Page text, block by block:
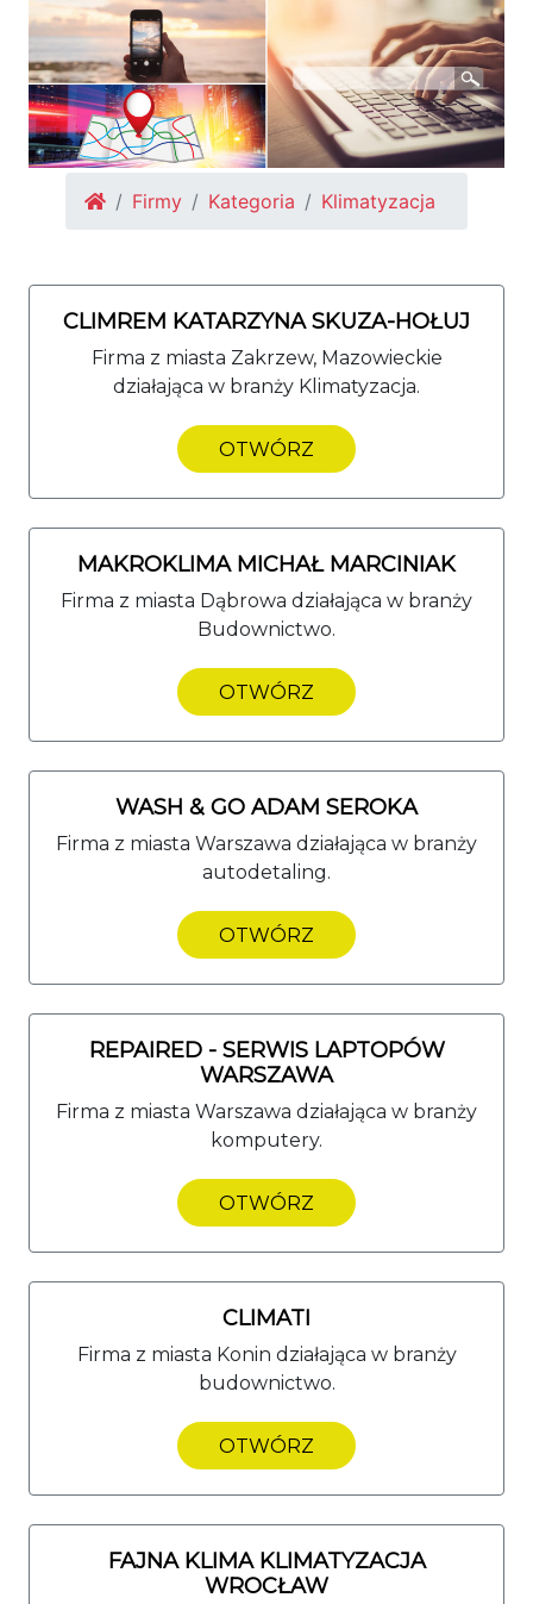
Firmy Kategoria Klimatyzacja
CLIMREM KATARZYNA SKUZA-HOŁUJ
Firma z miasta Zakrzew, Mazowieckie
działająca w branży Klimatyzacja.
OTWÓRZ
MAKROKLIMA MICHAŁ MARCINIAK
Firma z miasta Dąbrowa działająca w branży
Budownictwo.
OTWÓRZ
WASH & GO ADAM SEROKA
Firma z miasta Warszawa działająca w branży
autodetaling.
OTWÓRZ
REPAIRED - SERWIS LAPTOPÓW
WARSZAWA
Firma z miasta Warszawa działająca w branży
komputery.
OTWÓRZ
CLIMATI
Firma z miasta Konin działająca w branży
budownictwo.
OTWÓRZ
FAJNA KLIMA KLIMATYZACJA
WROCŁAW